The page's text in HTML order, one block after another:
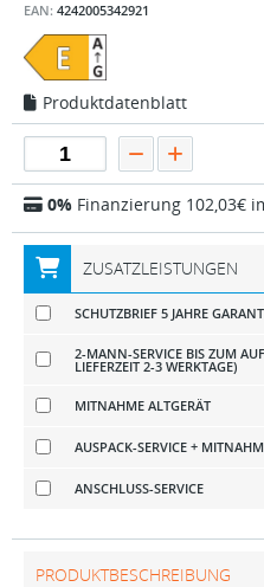
EAN: 4242005342921
Produktdatenblatt
0% Finanzierung 102,03€
ZUSATZLEISTUNGEN
SCHUTZBRIEF 5 JAHRE
2-MANN-SERVICE BIS ZUM
LIEFERZEIT 2-3 WERKTAGE)
MITNAHME ALTGERÄT
AUSPACK-SERVICE +
ANSCHLUSS-SERVICE
PRODUKTBESCHREIBUNG